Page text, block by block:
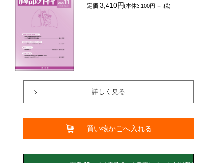
定価3,410円(本体3,100円 ＋ 税)
詳しく見る
買い物かごへ入れる